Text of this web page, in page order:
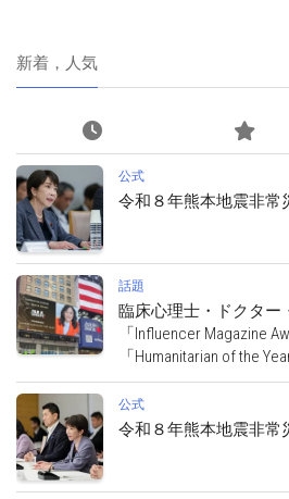
新着，人気
公式
令和８年熊本地震非常
話題
臨床心理士・ドクター
「Influencer Magazine
「Humanitarian of the
公式
令和８年熊本地震非常